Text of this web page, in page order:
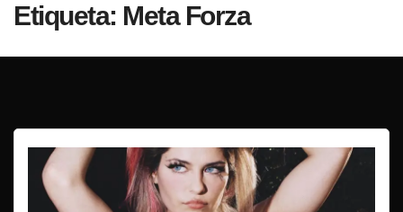
Etiqueta: Meta Forza